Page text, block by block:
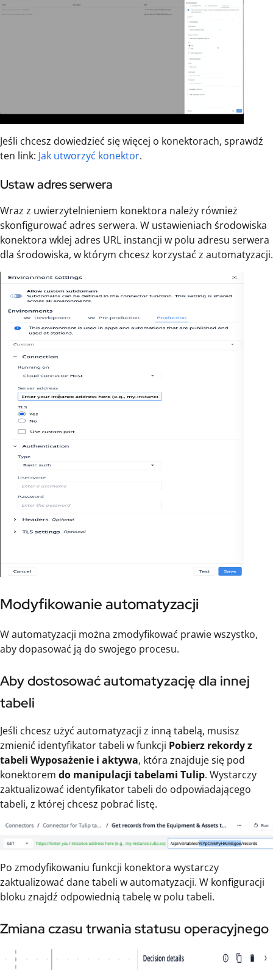
Jeśli chcesz dowiedzieć się więcej o konektorach, sprawdź
ten link: Jak utworzyć konektor.
Ustaw adres serwera
Wraz z uwierzytelnieniem konektora należy również
skonfigurować adres serwera. W ustawieniach środowiska
konektora wklej adres URL instancji w polu adresu serwera
dla środowiska, w którym chcesz korzystać z automatyzacji.
Modyfikowanie automatyzacji
W automatyzacji można zmodyfikować prawie wszystko,
aby dopasować ją do swojego procesu.
Aby dostosować automatyzację dla innej
tabeli
Jeśli chcesz użyć automatyzacji z inną tabelą, musisz
zmienić identyfikator tabeli w funkcji Pobierz rekordy z
tabeli Wyposażenie i aktywa, która znajduje się pod
konektorem do manipulacji tabelami Tulip. Wystarczy
zaktualizować identyfikator tabeli do odpowiadającego
tabeli, z której chcesz pobrać listę.
Po zmodyfikowaniu funkcji konektora wystarczy
zaktualizować dane tabeli w automatyzacji. W konfiguracji
bloku znajdź odpowiednią tabelę w polu tabeli.
Zmiana czasu trwania statusu operacyjnego